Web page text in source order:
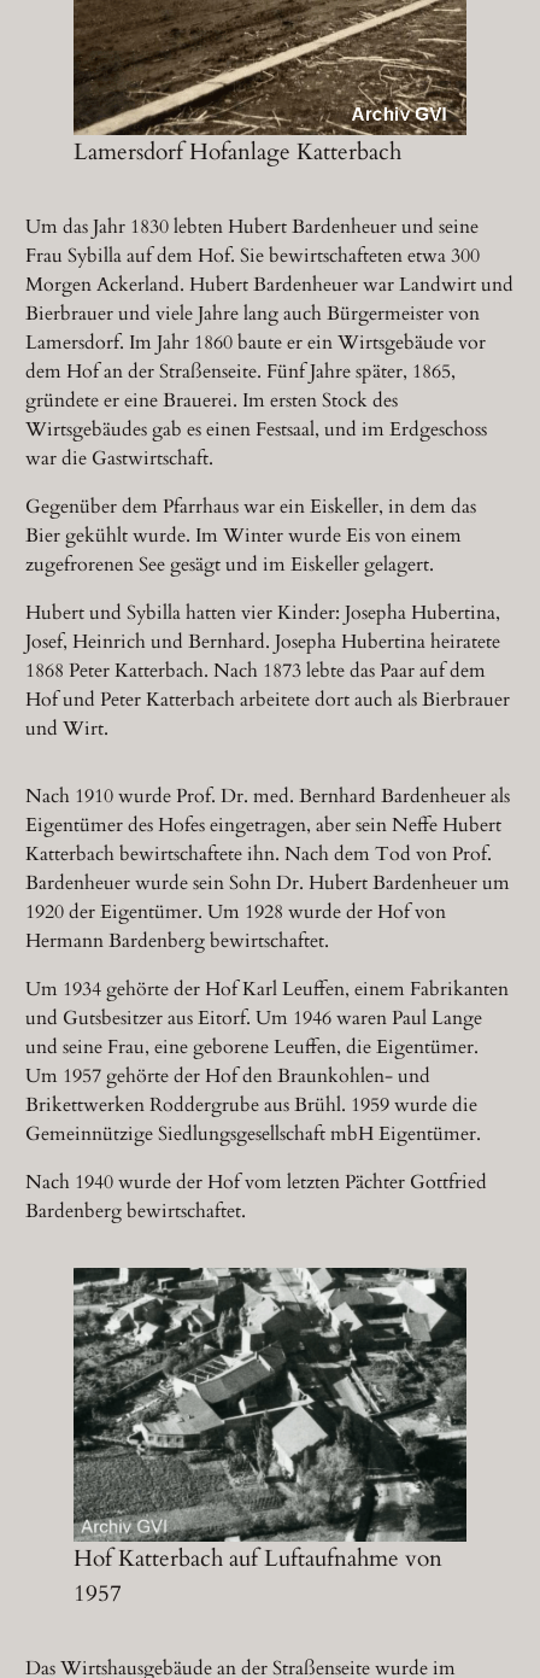
Lamersdorf Hofanlage Katterbach
Um das Jahr 1830 lebten Hubert Bardenheuer und seine
Frau Sybilla auf dem Hof. Sie bewirtschafteten etwa 300
Morgen Ackerland. Hubert Bardenheuer war Landwirt und
Bierbrauer und viele Jahre lang auch Bürgermeister von
Lamersdorf. Im Jahr 1860 baute er ein Wirtsgebäude vor
dem Hof an der Straßenseite. Fünf Jahre später, 1865,
gründete er eine Brauerei. Im ersten Stock des
Wirtsgebäudes gab es einen Festsaal, und im Erdgeschoss
war die Gastwirtschaft.
Gegenüber dem Pfarrhaus war ein Eiskeller, in dem das
Bier gekühlt wurde. Im Winter wurde Eis von einem
zugefrorenen See gesägt und im Eiskeller gelagert.
Hubert und Sybilla hatten vier Kinder: Josepha Hubertina,
Josef, Heinrich und Bernhard. Josepha Hubertina heiratete
1868 Peter Katterbach. Nach 1873 lebte das Paar auf dem
Hof und Peter Katterbach arbeitete dort auch als Bierbrauer
und Wirt.
Nach 1910 wurde Prof. Dr. med. Bernhard Bardenheuer als
Eigentümer des Hofes eingetragen, aber sein Neffe Hubert
Katterbach bewirtschaftete ihn. Nach dem Tod von Prof.
Bardenheuer wurde sein Sohn Dr. Hubert Bardenheuer um
1920 der Eigentümer. Um 1928 wurde der Hof von
Hermann Bardenberg bewirtschaftet.
Um 1934 gehörte der Hof Karl Leuffen, einem Fabrikanten
und Gutsbesitzer aus Eitorf. Um 1946 waren Paul Lange
und seine Frau, eine geborene Leuffen, die Eigentümer.
Um 1957 gehörte der Hof den Braunkohlen- und
Brikettwerken Roddergrube aus Brühl. 1959 wurde die
Gemeinnützige Siedlungsgesellschaft mbH Eigentümer.
Nach 1940 wurde der Hof vom letzten Pächter Gottfried
Bardenberg bewirtschaftet.
Hof Katterbach auf Luftaufnahme von
1957
Das Wirtshausgebäude an der Straßenseite wurde im